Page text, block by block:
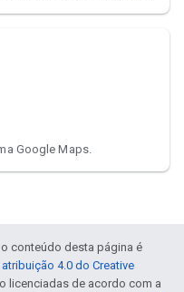
Google Maps.
conteúdo desta página é
4.0 do Creative
licenciadas de acordo com a